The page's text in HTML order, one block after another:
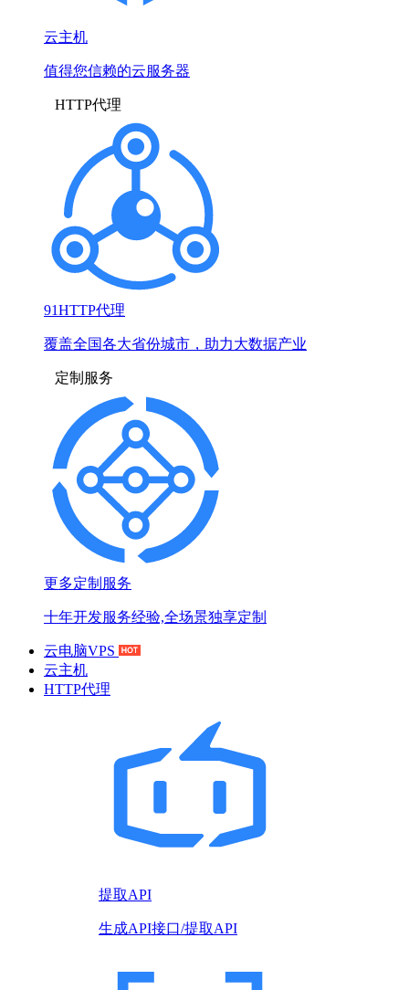
云主机
值得您信赖的云服务器
HTTP代理
91HTTP代理
覆盖全国各大省份城市，助力大数据产业
定制服务
更多定制服务
十年开发服务经验,全场景独享定制
云电脑VPS
云主机
HTTP代理
提取API
生成API接口/提取API